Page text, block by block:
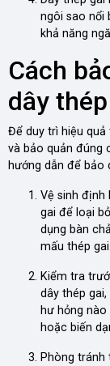
ngôi sao nổi
khả năng
Cách
dây
Để duy trì hiệu quả
và bảo quản đúng
hướng dẫn để bảo
Vệ sinh định
gai để loại
dụng bàn
mấu thép gai.
Kiểm tra
dây thép
hư hỏng
hoặc biến
Phòng tránh